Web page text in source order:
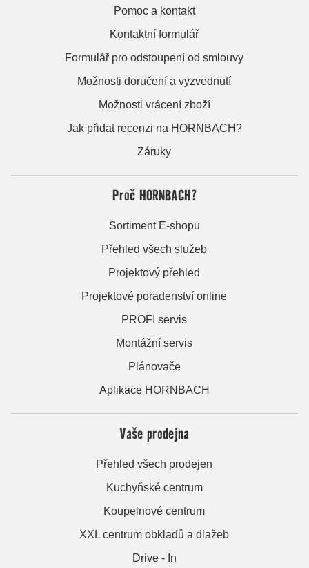
Pomoc a kontakt
Kontaktní formulář
Formulář pro odstoupení od smlouvy
Možnosti doručení a vyzvednutí
Možnosti vrácení zboží
Jak přidat recenzi na HORNBACH?
Záruky
Proč HORNBACH?
Sortiment E-shopu
Přehled všech služeb
Projektový přehled
Projektové poradenství online
PROFI servis
Montážní servis
Plánovače
Aplikace HORNBACH
Vaše prodejna
Přehled všech prodejen
Kuchyňské centrum
Koupelnové centrum
XXL centrum obkladů a dlažeb
Drive - In